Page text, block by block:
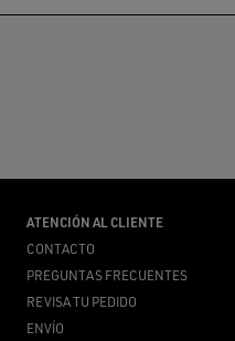
ATENCIÓN AL CLIENTE
CONTACTO
PREGUNTAS FRECUENTES
REVISA TU PEDIDO
ENVÍO